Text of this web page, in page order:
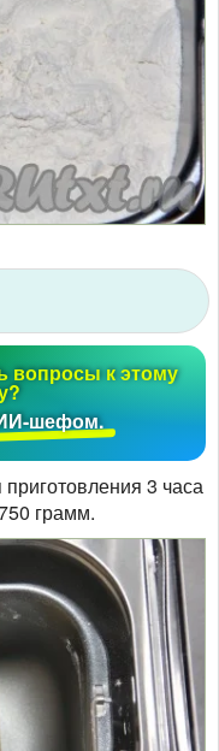
вопросы к этому
ИИ-шефом.
3 часа
грамм.